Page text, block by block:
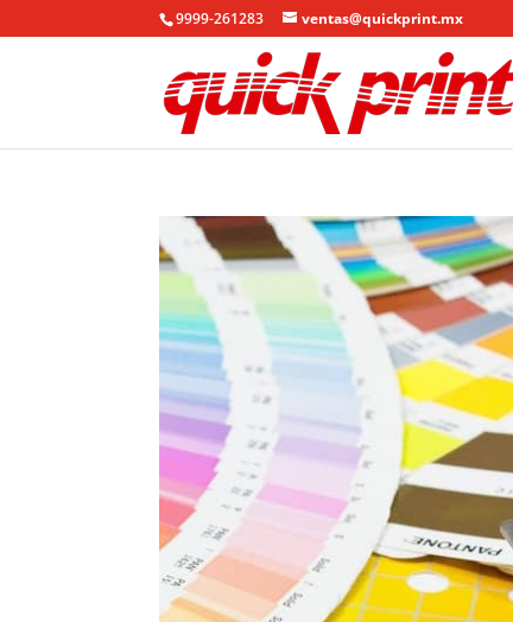
9999-261283 ventas@quickprint.mx